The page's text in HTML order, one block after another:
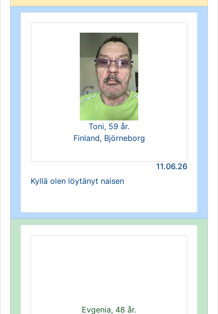
Toni, 59 år.
Finland, Björneborg
11.06.26
Kyllä olen löytänyt naisen
Evgenia, 48 år.